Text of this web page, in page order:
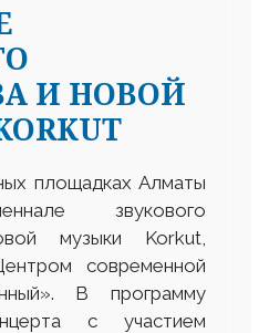
И НОВОЙ
площадках Алматы
звукового
музыки Korkut,
современной
В программу
с участием